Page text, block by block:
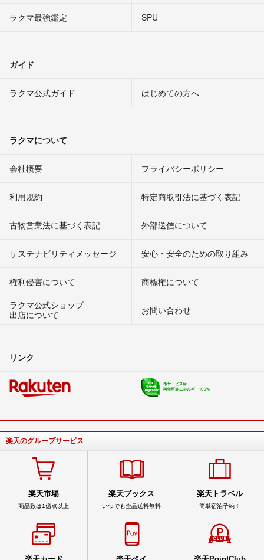
ラクマ最強鑑定
SPU
ガイド
ラクマ公式ガイド はじめての方へ
ラクマについて
会社概要 プライバシーポリシー
利用規約 特定商取引法に基づく表記
古物営業法に基づく表記 外部送信について
サステナビリティメッセージ 安心・安全のための取り組み
権利侵害について
商標権について
ラクマ公式ショップ
出店について
お問い合わせ
リンク
楽天のグループサービス
楽天市場
商品数は1億点以上
楽天ブックス
いつでも全品送料無料
楽天トラベル
簡単宿泊予約！